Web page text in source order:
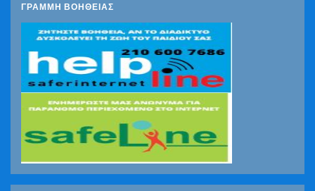
ΓΡΑΜΜΗ ΒΟΗΘΕΙΑΣ